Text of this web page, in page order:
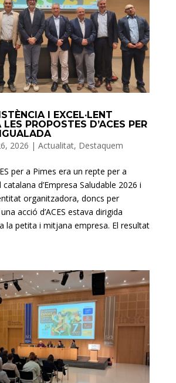
I EXCEL·LENT
PROPOSTES D’ACES PER
2026 | Actualitat, Destaquem
per a Pimes era un repte per a
d’Empresa Saludable 2026 i
organitzadora, doncs per
acció d’ACES estava dirigida
la petita i mitjana empresa. El resultat